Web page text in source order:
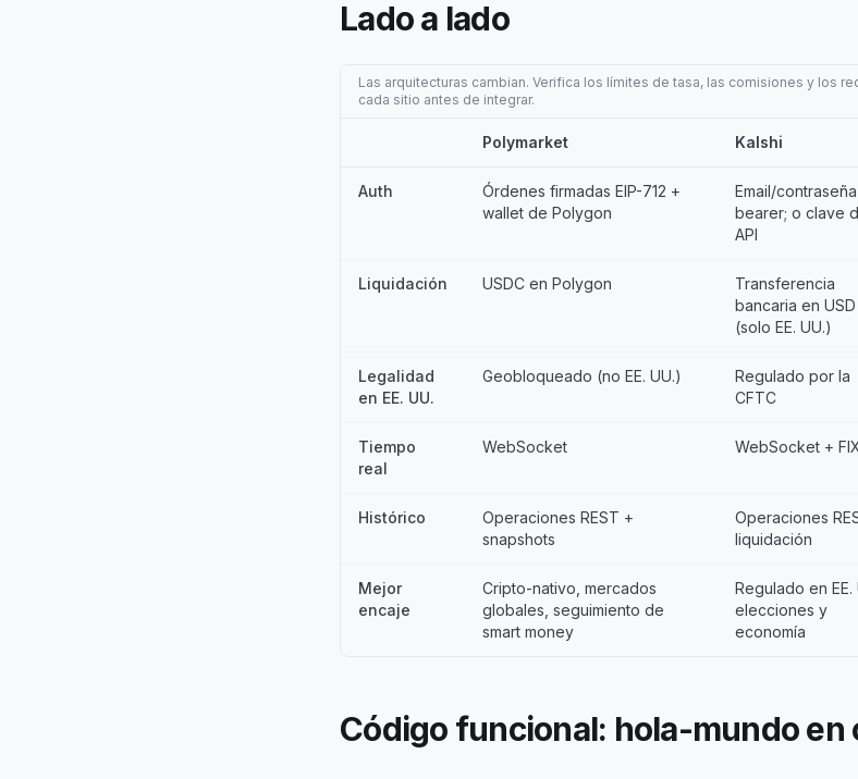
Lado a lado
Las arquitecturas cambian. Verifica los límites de tasa, las comisiones y los
cada sitio antes de integrar.
Polymarket Kalshi
Auth
Órdenes firmadas EIP-712 +
wallet de Polygon
Email/
bearer; o clave
API
Liquidación USDC en Polygon
Transferencia
bancaria en USD
(solo EE. UU.)
Legalidad
en EE. UU.
Geobloqueado (no EE. UU.)
Regulado por la
CFTC
Tiempo
real
WebSocket WebSocket +
Histórico
Operaciones REST +
snapshots
Operaciones
liquidación
Mejor
encaje
Cripto-nativo, mercados
globales, seguimiento de
smart money
Regulado en EE.
elecciones y
economía
Código funcional: hola-mundo en